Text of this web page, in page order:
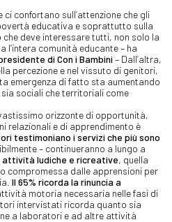
ci confortano sull’attenzione che gli
educativa e soprattutto sulla
che deve interessare tutti, non solo la
l’intera comunità educante – ha
di Con i Bambini– Dall’altra,
percezione e nel vissuto di genitori,
emergenza di fatto sta aumentando
sociali che territoriali come
orizzonte di opportunità,
relazionali e di apprendimento è
testimoniano i servizi che più sono
– continueranno a lungo a
attività ludiche e ricreative, quella
compromessa dalle apprensioni per
Il 65% ricorda la rinuncia a
motoria necessaria nelle fasi di
intervistati ricorda quanto sia
a laboratori e ad altre attività